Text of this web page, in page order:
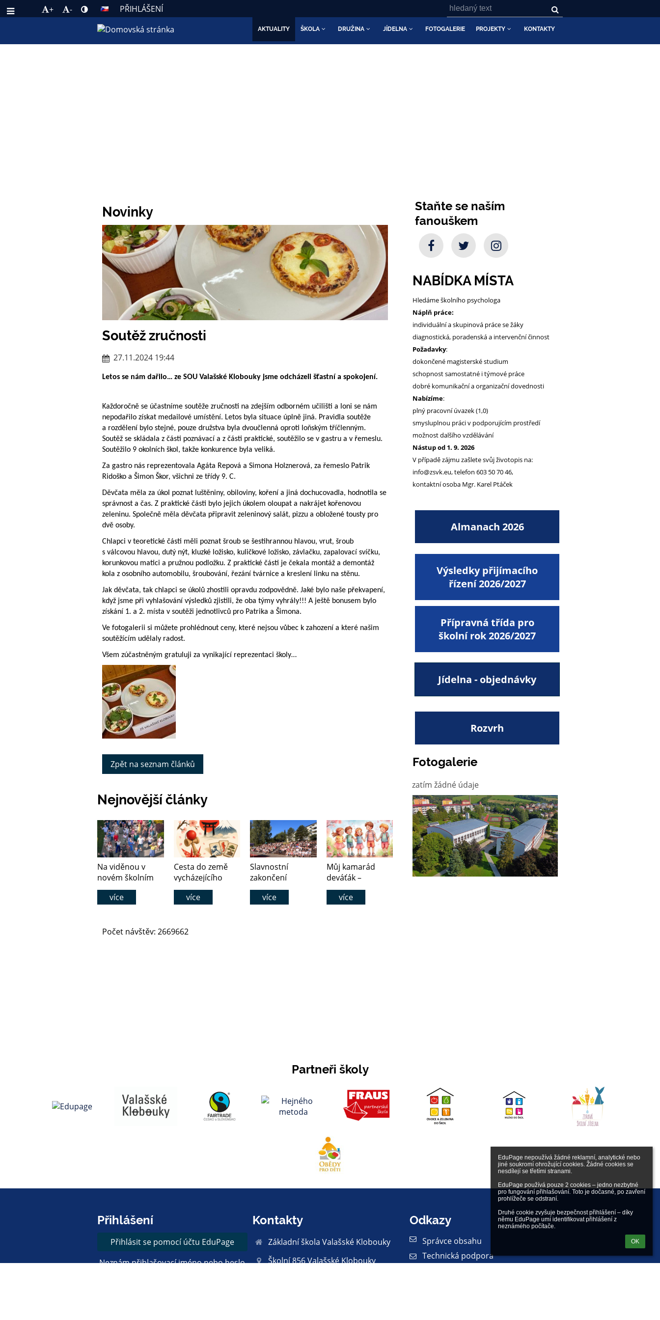
EduPage nepoužívá žádné reklamní, analytické nebo
jiné soukromí ohrožující cookies. Žádné cookies se
nesdílejí se třetími stranami.
EduPage používá pouze 2 cookies – jedno nezbytné
pro fungování přihlašování. Toto je dočasné, po zavření
prohlížeče se odstraní.
Druhé cookie zvyšuje bezpečnost přihlášení – díky
němu EduPage umí identifikovat přihlášení z
neznámého počítače.
OK
+ - PŘIHLÁŠENÍ
AKTUALITY ŠKOLA DRUŽINA JÍDELNA FOTOGALERIE PROJEKTY KONTAKTY
Novinky
Soutěž zručnosti
27.11.2024 19:44
Letos se nám dařilo… ze SOU Valašské Klobouky jsme odcházeli šťastní a spokojení.
Každoročně se účastníme soutěže zručnosti na zdejším odborném učilišti a loni se nám
nepodařilo získat medailové umístění. Letos byla situace úplně jiná. Pravidla soutěže
a rozdělení bylo stejné, pouze družstva byla dvoučlenná oproti loňským tříčlenným.
Soutěž se skládala z části poznávací a z části praktické, soutěžilo se v gastru a v řemeslu.
Soutěžilo 9 okolních škol, takže konkurence byla veliká.
Za gastro nás reprezentovala Agáta Repová a Simona Holznerová, za řemeslo Patrik
Ridoško a Šimon Škor, všichni ze třídy 9. C.
Děvčata měla za úkol poznat luštěniny, obiloviny, koření a jiná dochucovadla, hodnotila se
správnost a čas. Z praktické části bylo jejich úkolem oloupat a nakrájet kořenovou
zeleninu. Společně měla děvčata připravit zeleninový salát, pizzu a obložené tousty pro
dvě osoby.
Chlapci v teoretické části měli poznat šroub se šestihrannou hlavou, vrut, šroub
s válcovou hlavou, dutý nýt, kluzké ložisko, kuličkové ložisko, závlačku, zapalovací svíčku,
korunkovou matici a pružnou podložku. Z praktické části je čekala montáž a demontáž
kola z osobního automobilu, šroubování, řezání tvárnice a kreslení linku na stěnu.
Jak děvčata, tak chlapci se úkolů zhostili opravdu zodpovědně. Jaké bylo naše překvapení,
když jsme při vyhlašování výsledků zjistili, že oba týmy vyhrály!!! A ještě bonusem bylo
získání 1. a 2. místa v soutěži jednotlivců pro Patrika a Šimona.
Ve fotogalerii si můžete prohlédnout ceny, které nejsou vůbec k zahození a které našim
soutěžícím udělaly radost.
Všem zúčastněným gratuluji za vynikající reprezentaci školy…
Zpět na seznam článků
Nejnovější články
Na viděnou v
novém školním
roce
více
Cesta do země
vycházejícího
slunce
více
Slavnostní
zakončení
školního roku
obrazem
více
Můj kamarád
deváťák –
společný rok plný
přátelství a
více
Počet návštěv: 2669662
Staňte se naším
fanouškem
NABÍDKA MÍSTA
Hledáme školního psychologa
Náplň práce:
individuální a skupinová práce se žáky
diagnostická, poradenská a intervenční činnost
Požadavky:
dokončené magisterské studium
schopnost samostatné i týmové práce
dobré komunikační a organizační dovednosti
Nabízíme:
plný pracovní úvazek (1,0)
smysluplnou práci v podporujícím prostředí
možnost dalšího vzdělávání
Nástup od 1. 9. 2026
V případě zájmu zašlete svůj životopis na:
info@zsvk.eu, telefon 603 50 70 46,
kontaktní osoba Mgr. Karel Ptáček
Almanach 2026
Výsledky přijímacího
řízení 2026/2027
Přípravná třída pro
školní rok 2026/2027
Jídelna - objednávky
Rozvrh
Fotogalerie
zatím žádné údaje
Partneři školy
Přihlášení
Přihlásit se pomocí účtu EduPage
Neznám přihlašovací jméno nebo heslo
Kontakty
Základní škola Valašské Klobouky
Školní 856 Valašské Klobouky
Odkazy
Správce obsahu
Technická podpora